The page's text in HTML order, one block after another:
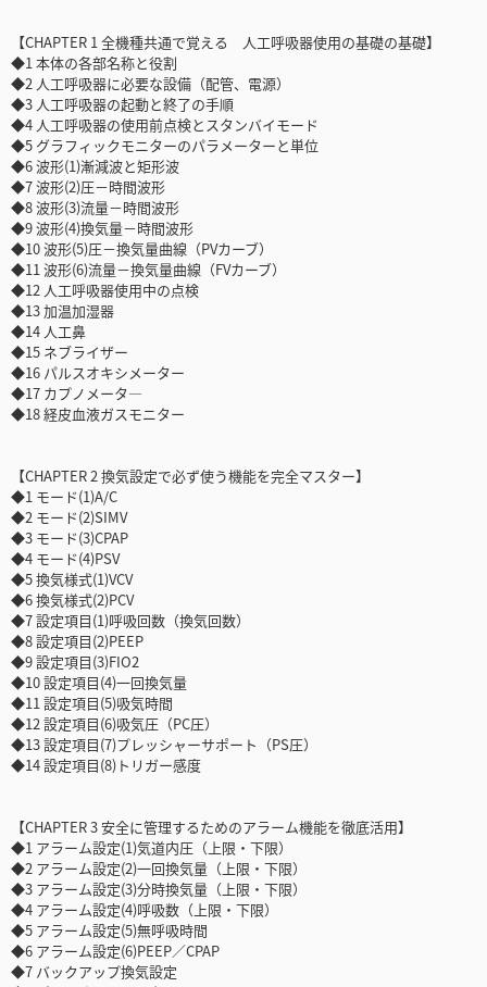
【CHAPTER 1 全機種共通で覚える 人工呼吸器使用の基礎の基礎】
◆1 本体の各部名称と役割
◆2 人工呼吸器に必要な設備（配管、電源）
◆3 人工呼吸器の起動と終了の手順
◆4 人工呼吸器の使用前点検とスタンバイモード
◆5 グラフィックモニターのパラメーターと単位
◆6 波形(1)漸減波と矩形波
◆7 波形(2)圧－時間波形
◆8 波形(3)流量－時間波形
◆9 波形(4)換気量－時間波形
◆10 波形(5)圧－換気量曲線（PVカーブ）
◆11 波形(6)流量－換気量曲線（FVカーブ）
◆12 人工呼吸器使用中の点検
◆13 加温加湿器
◆14 人工鼻
◆15 ネブライザー
◆16 パルスオキシメーター
◆17 カプノメータ―
◆18 経皮血液ガスモニター
【CHAPTER 2 換気設定で必ず使う機能を完全マスター】
◆1 モード(1)A/C
◆2 モード(2)SIMV
◆3 モード(3)CPAP
◆4 モード(4)PSV
◆5 換気様式(1)VCV
◆6 換気様式(2)PCV
◆7 設定項目(1)呼吸回数（換気回数）
◆8 設定項目(2)PEEP
◆9 設定項目(3)FIO2
◆10 設定項目(4)一回換気量
◆11 設定項目(5)吸気時間
◆12 設定項目(6)吸気圧（PC圧）
◆13 設定項目(7)プレッシャーサポート（PS圧）
◆14 設定項目(8)トリガー感度
【CHAPTER 3 安全に管理するためのアラーム機能を徹底活用】
◆1 アラーム設定(1)気道内圧（上限・下限）
◆2 アラーム設定(2)一回換気量（上限・下限）
◆3 アラーム設定(3)分時換気量（上限・下限）
◆4 アラーム設定(4)呼吸数（上限・下限）
◆5 アラーム設定(5)無呼吸時間
◆6 アラーム設定(6)PEEP／CPAP
◆7 バックアップ換気設定